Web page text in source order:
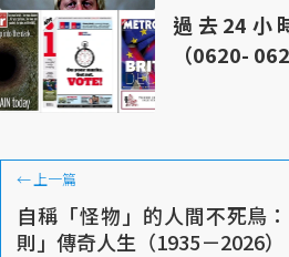
過去24小
（0620-
← 上一篇
自稱「怪物」的人間不死鳥
則」傳奇人生（1935－2026）